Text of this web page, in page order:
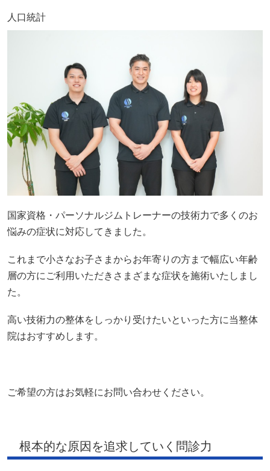
人口統計
国家資格・パーソナルジムトレーナーの技術力で多くのお
悩みの症状に対応してきました。
これまで小さなお子さまからお年寄りの方まで幅広い年齢
層の方にご利用いただきさまざまな症状を施術いたしまし
た。
高い技術力の整体をしっかり受けたいといった方に当整体
院はおすすめします。
ご希望の方はお気軽にお問い合わせください。
根本的な原因を追求していく問診力